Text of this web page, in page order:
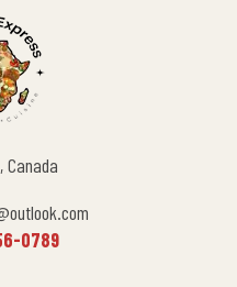
Canada
0789